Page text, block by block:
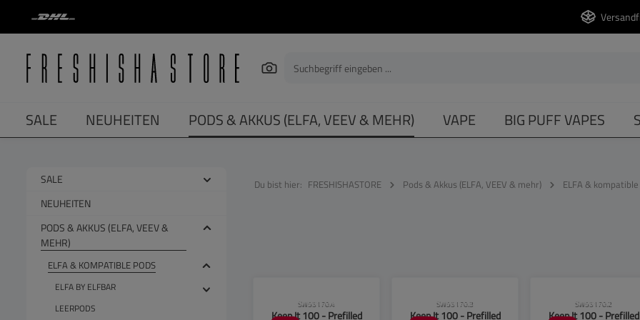
Zur Hauptnavigation springen
SALE NEUHEITEN PODS & AKKUS (ELFA, VEEV & MEHR) VAPE BIG PUFF VAPES
SALE
NEUHEITEN
PODS & AKKUS (ELFA, VEEV &
MEHR)
ELFA & KOMPATIBLE PODS
ELFA BY ELFBAR
LEERPODS
Du bist hier: FRESHISHASTORE Pods & Akkus (ELFA, VEEV & mehr) ELFA &
CLP-Hinweise beachten!
SW55170.4
Keep It 100 - Prefilled
CLP-Hinweise beachten!
SW55170.3
Keep It 100 - Prefilled
CLP-Hinweise beachten!
SW55170.2
Keep It 100 - Prefilled